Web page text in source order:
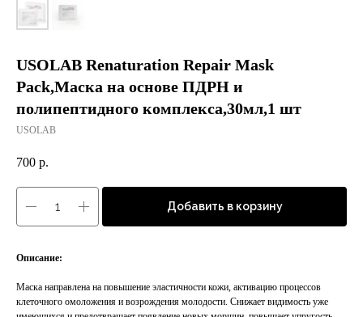
USOLAB Renaturation Repair Mask
Pack,Маска на основе ПДРН и
полипептидного комплекса,30мл,1 шт
USOLAB
700 р.
Добавить в корзину
Описание:
Маска направлена на повышение эластичности кожи, активацию процессов
клеточного омоложения и возрождения молодости. Снижает видимость уже